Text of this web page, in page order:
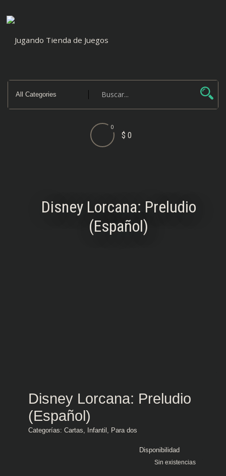
0
$ 0
Disney Lorcana: Preludio
(Español)
Disney Lorcana: Preludio
(Español)
Categorías: Cartas Infantil Para dos
Disponibilidad
Sin existencias